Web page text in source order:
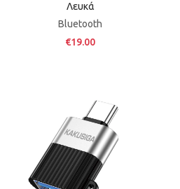
Λευκά
Bluetooth
€19.00